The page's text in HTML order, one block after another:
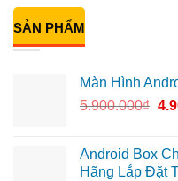
70mai
cho
Quận
hãng
nâng
cấp
hình
cho
CRV
luận
Anh
màn
Minio
CR-
SẢN PHẨM
Màn Hình
5.900.000₫
Android Box
Hãng Lắp Đặt